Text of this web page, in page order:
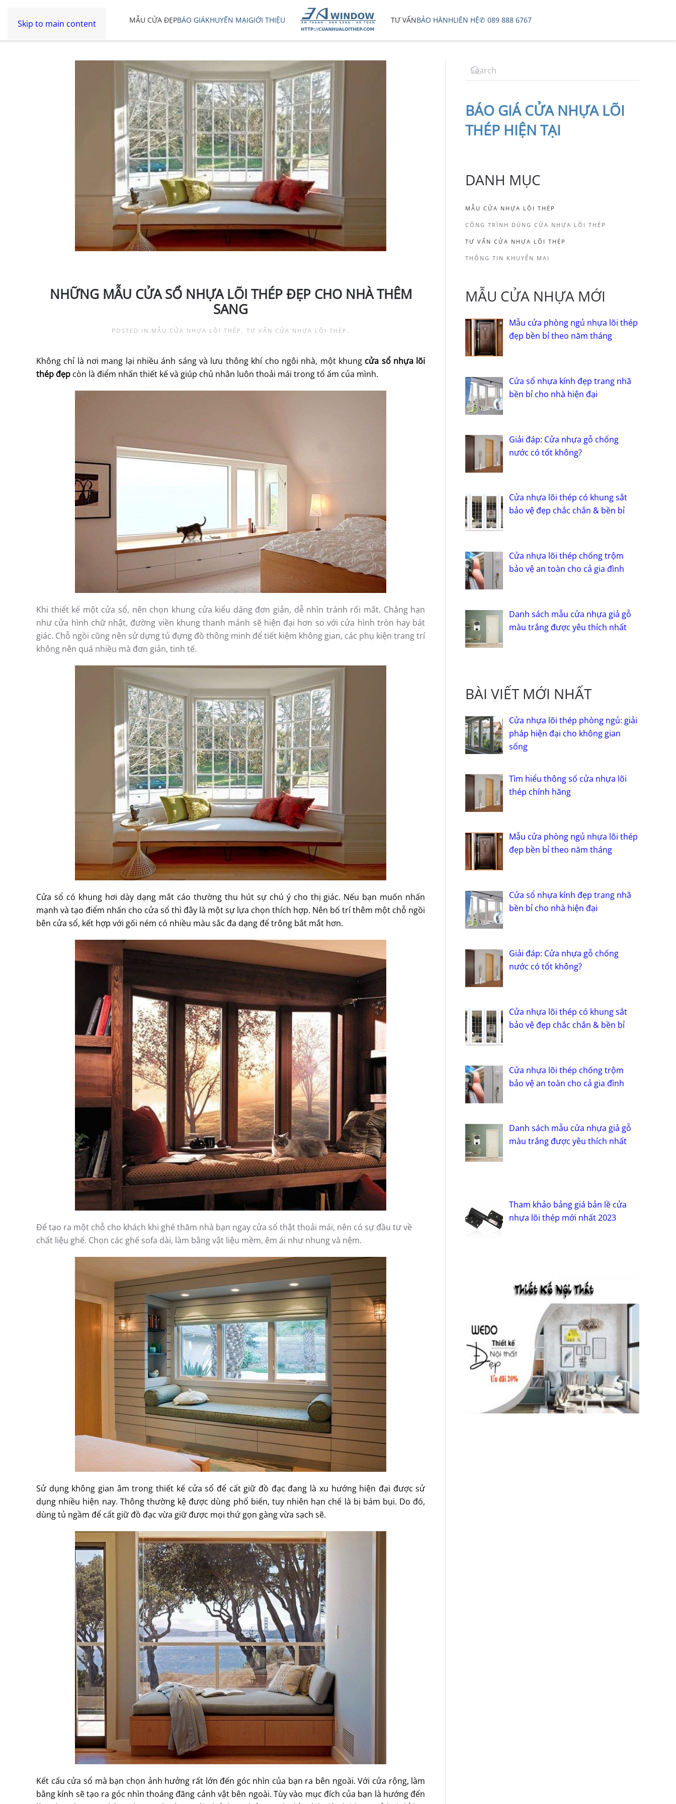
Skip to main content MẪU CỬA ĐẸPBÁO GIÁKHUYẾN MẠIGIỚI THIỆU TƯ VẤNBẢO HÀNHLIÊN HỆ✆ 089 888 6767
NHỮNG MẪU CỬA SỔ NHỰA LÕI THÉP ĐẸP CHO NHÀ THÊM
SANG
POSTED IN MẪU CỬA NHỰA LÕI THÉP ,TƯ VẤN CỬA NHỰA LÕI THÉP
Không chỉ là nơi mang lại nhiều ánh sáng và lưu thông khí cho ngôi nhà, một khung cửa sổ nhựa lõi
thép đẹp còn là điểm nhấn thiết kế và giúp chủ nhân luôn thoải mái trong tổ ấm của mình.
Khi thiết kế một cửa sổ, nên chọn khung cửa kiểu dáng đơn giản, dễ nhìn tránh rối mắt. Chẳng hạn
như cửa hình chữ nhật, đường viền khung thanh mảnh sẽ hiện đại hơn so với cửa hình tròn hay bát
giác. Chỗ ngồi cũng nên sử dựng tủ đựng đồ thông minh để tiết kiệm không gian, các phụ kiện trang trí
không nên quá nhiều mà đơn giản, tinh tế.
Cửa sổ có khung hơi dày dạng mắt cáo thường thu hút sự chú ý cho thị giác. Nếu bạn muốn nhấn
mạnh và tạo điểm nhấn cho cửa sổ thì đây là một sự lựa chọn thích hợp. Nên bố trí thêm một chỗ ngồi
bên cửa sổ, kết hợp với gối ném có nhiều màu sắc đa dạng để trông bắt mắt hơn.
Để tạo ra một chỗ cho khách khi ghé thăm nhà bạn ngay cửa sổ thật thoải mái, nên có sự đầu tư về
chất liệu ghế. Chọn các ghế sofa dài, làm bằng vật liệu mềm, êm ái như nhung và nệm.
Sử dụng không gian âm trong thiết kế cửa sổ để cất giữ đồ đạc đang là xu hướng hiện đại được sử
dụng nhiều hiện nay. Thông thường kệ được dùng phổ biến, tuy nhiên hạn chế là bị bám bụi. Do đó,
dùng tủ ngầm để cất giữ đồ đạc vừa giữ được mọi thứ gọn gàng vừa sạch sẽ.
Kết cấu cửa sổ mà bạn chọn ảnh hưởng rất lớn đến góc nhìn của bạn ra bên ngoài. Với cửa rộng, làm
bằng kính sẽ tạo ra góc nhìn thoáng đãng cảnh vật bên ngoài. Tùy vào mục đích của bạn là hướng đến
BÁO GIÁ CỬA NHỰA LÕI
THÉP HIỆN TẠI
DANH MỤC
MẪU CỬA NHỰA LÕI THÉP
CÔNG TRÌNH DÙNG CỬA NHỰA LÕI THÉP
TƯ VẤN CỬA NHỰA LÕI THÉP
THÔNG TIN KHUYẾN MẠI
MẪU CỬA NHỰA MỚI
Mẫu cửa phòng ngủ nhựa lõi thép
đẹp bền bỉ theo năm tháng
Cửa sổ nhựa kính đẹp trang nhã
bền bỉ cho nhà hiện đại
Giải đáp: Cửa nhựa gỗ chống
nước có tốt không?
Cửa nhựa lõi thép có khung sắt
bảo vệ đẹp chắc chắn & bền bỉ
Cửa nhựa lõi thép chống trộm
bảo vệ an toàn cho cả gia đình
Danh sách mẫu cửa nhựa giả gỗ
màu trắng được yêu thích nhất
BÀI VIẾT MỚI NHẤT
Cửa nhựa lõi thép phòng ngủ: giải
pháp hiện đại cho không gian
sống
Tìm hiểu thông số cửa nhựa lõi
thép chính hãng
Mẫu cửa phòng ngủ nhựa lõi thép
đẹp bền bỉ theo năm tháng
Cửa sổ nhựa kính đẹp trang nhã
bền bỉ cho nhà hiện đại
Giải đáp: Cửa nhựa gỗ chống
nước có tốt không?
Cửa nhựa lõi thép có khung sắt
bảo vệ đẹp chắc chắn & bền bỉ
Cửa nhựa lõi thép chống trộm
bảo vệ an toàn cho cả gia đình
Danh sách mẫu cửa nhựa giả gỗ
màu trắng được yêu thích nhất
Tham khảo bảng giá bản lề cửa
nhựa lõi thép mới nhất 2023